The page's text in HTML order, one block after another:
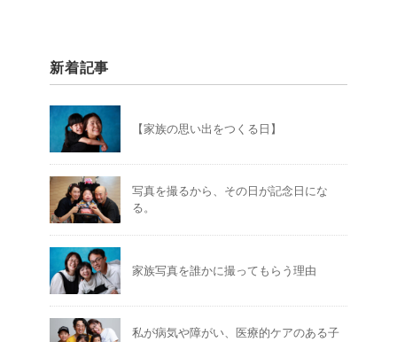
新着記事
【家族の思い出をつくる日】
写真を撮るから、その日が記念日にな
る。
家族写真を誰かに撮ってもらう理由
私が病気や障がい、医療的ケアのある子